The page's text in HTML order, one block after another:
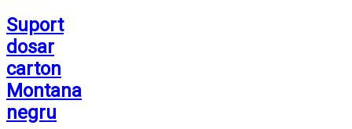
Suport
dosar
carton
Montana
negru